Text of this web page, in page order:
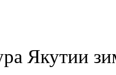
Якутии